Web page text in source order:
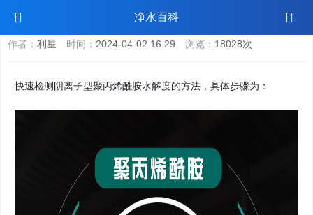
净水百科
快速检测阴离子型聚丙烯酰胺水解度的方法
作者： 利星 时间： 2024-04-02 16:29 浏览： 18028次
快速检测阴离子型聚丙烯酰胺水解度的方法，具体步骤为：